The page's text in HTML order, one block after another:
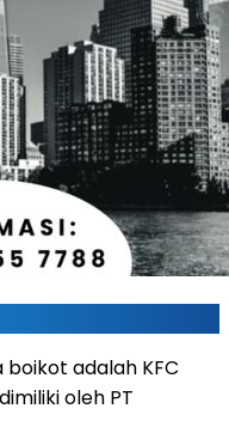
adalah KFC
oleh PT